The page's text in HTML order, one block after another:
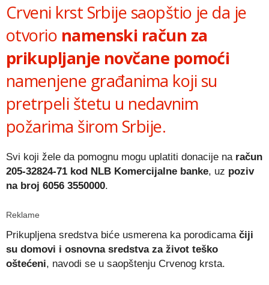
Crveni krst Srbije saopštio je da je
otvorio namenski račun za
prikupljanje novčane pomoći
namenjene građanima koji su
pretrpeli štetu u nedavnim
požarima širom Srbije.
Svi koji žele da pomognu mogu uplatiti donacije na račun
205-32824-71 kod NLB Komercijalne banke, uz poziv
na broj 6056 3550000.
Reklame
Prikupljena sredstva biće usmerena ka porodicama čiji
su domovi i osnovna sredstva za život teško
oštećeni, navodi se u saopštenju Crvenog krsta.